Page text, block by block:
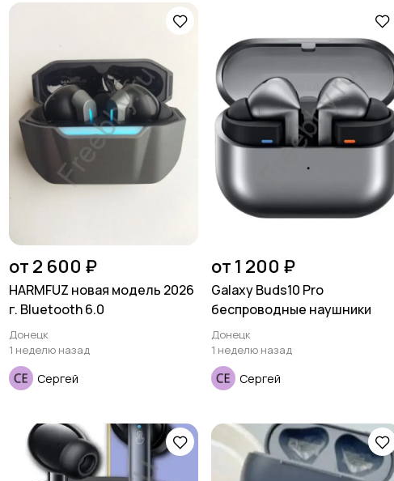
от 2 600 ₽
HARMFUZ новая модель 2026
г. Bluetooth 6.0
Донецк
1 неделю назад
Сергей
от 1 200 ₽
Galaxy Buds10 Pro
беспроводные наушники
Донецк
1 неделю назад
Сергей